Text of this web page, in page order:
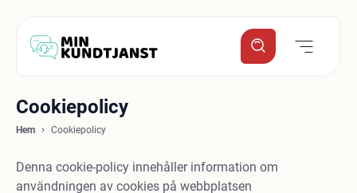
Cookiepolicy
Hem Cookiepolicy
Denna cookie-policy innehåller information om
användningen av cookies på webbplatsen